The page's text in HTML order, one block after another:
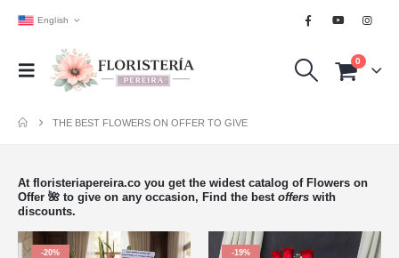
English
0
THE BEST FLOWERS ON OFFER TO GIVE
At floristeriapereira.co you get the widest catalog of Flowers on
Offer 🌺 to give on any occasion, Find the best offers with
discounts.
-20% -19%